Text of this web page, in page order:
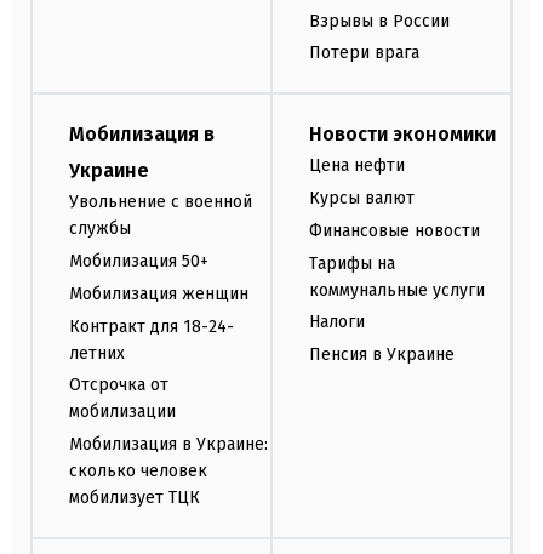
Взрывы в России
Потери врага
Мобилизация в
Украине
Увольнение с военной
службы
Мобилизация 50+
Мобилизация женщин
Контракт для 18-24-
летних
Отсрочка от
мобилизации
Мобилизация в Украине:
сколько человек
мобилизует ТЦК
Новости экономики
Цена нефти
Курсы валют
Финансовые новости
Тарифы на
коммунальные услуги
Налоги
Пенсия в Украине